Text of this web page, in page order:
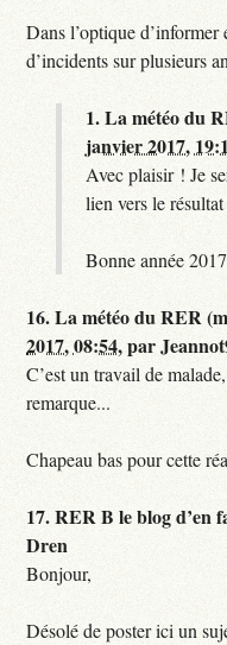
Dans l’optique
d’incidents sur plusieurs
1.La météo du
janvier 2017,
Avec plaisir ! Je
lien vers le
Bonne année 2017
16.La météo du RER
2017, 08:54,par
C’est un travail de
remarque...
Chapeau bas pour cette
17.RER B le blog d’en
Dren
Bonjour,
Désolé de poster ici un